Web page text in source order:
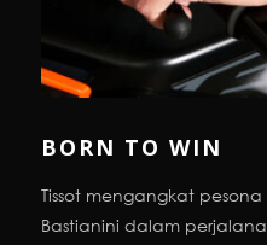
BORN TO WIN
Tissot mengangkat
Bastianini dalam